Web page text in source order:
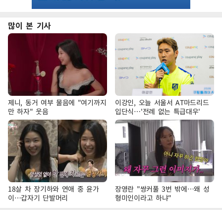
많이 본 기사
제니, 동거 여부 물음에 "여기까지
만 하자" 웃음
이강인, 오늘 서울서 AT마드리드
입단식…'전례 없는 특급대우'
18살 차 장기하와 연애 중 윤가
이…갑자기 단발머리
장영란 "쌍커풀 3번 밖에…왜 성
형미인이라고 하냐"